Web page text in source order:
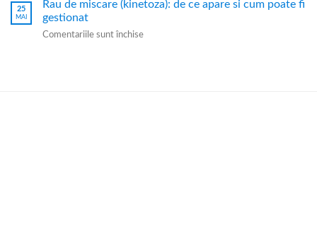
25
MAI
Rau de miscare (kinetoza): de ce apare si cum poate fi
gestionat
Comentariile sunt închise